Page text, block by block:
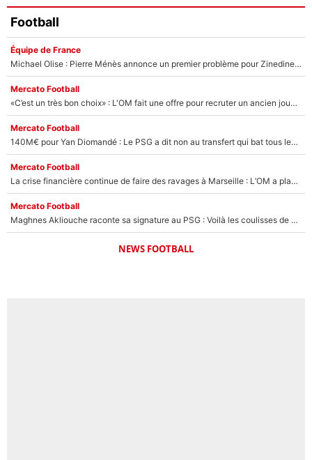
Football
Équipe de France
Michael Olise : Pierre Ménès annonce un premier problème pour Zinedine Zidane en équipe de France
Mercato Football
«C’est un très bon choix» : L'OM fait une offre pour recruter un ancien joueur du PSG... et c'est validé dans l'After Foot !
Mercato Football
140M€ pour Yan Diomandé : Le PSG a dit non au transfert qui bat tous les records sur le mercato
Mercato Football
La crise financière continue de faire des ravages à Marseille : L’OM a placé 12 joueurs sur le marché des transferts… et ça pourrait lui rapporter près de 100M€ !
Mercato Football
Maghnes Akliouche raconte sa signature au PSG : Voilà les coulisses de son transfert de rêve à 50M€
NEWS FOOTBALL